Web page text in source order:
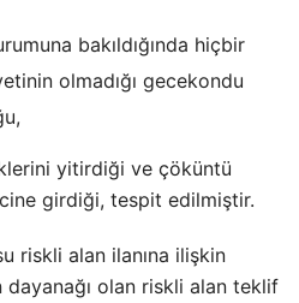
bakıldığında hiçbir
olmadığı gecekondu
yitirdiği ve çöküntü
girdiği, tespit edilmiştir.
riskli alan ilanına ilişkin
dayanağı olan riskli alan teklif